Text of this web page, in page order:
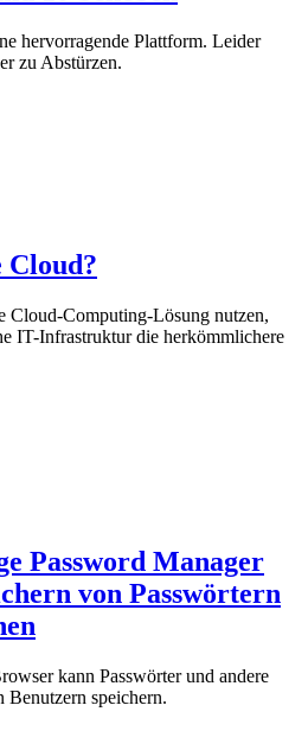
hervorragende Plattform. Leider
zu Abstürzen.
Cloud-Computing-Lösung nutzen,
IT-Infrastruktur die herkömmlichere
Password Manager
von Passwörtern
kann Passwörter und andere
Benutzern speichern.